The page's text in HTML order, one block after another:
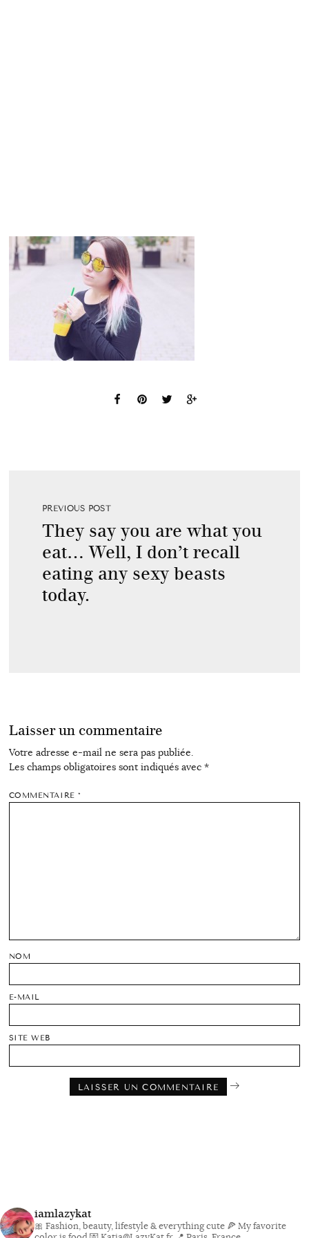
PREVIOUS POST
They say you are what you
eat… Well, I don’t recall
eating any sexy beasts
today.
Laisser un commentaire
Votre adresse e-mail ne sera pas publiée.
Les champs obligatoires sont indiqués avec *
COMMENTAIRE*
NOM
E-MAIL
SITE WEB
iamlazykat
🎀 Fashion, beauty, lifestyle & everything cute 🍕 My favorite